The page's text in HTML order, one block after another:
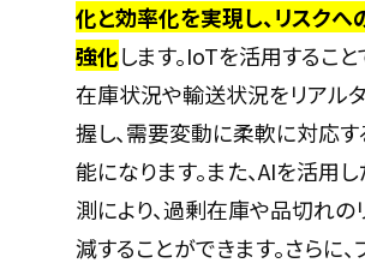
化と効率化を実現し、リスク
強化します。IoTを活用すること
在庫状況や輸送状況をリアル
握し、需要変動に柔軟に対応
能になります。また、AIを活用
測により、過剰在庫や品切れの
減することができます。さらに、